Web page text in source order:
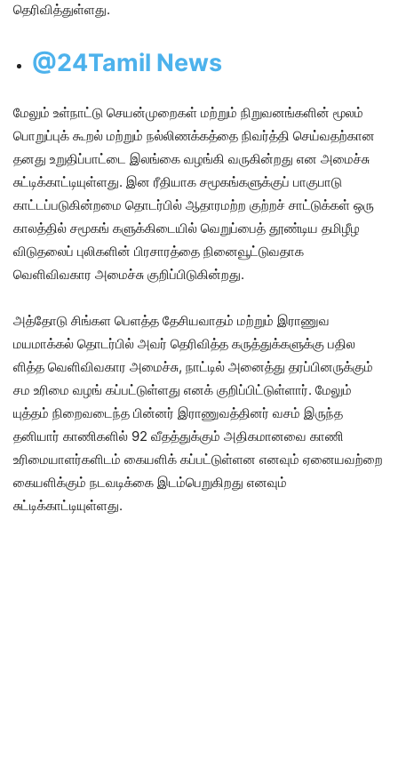
தெரிவித்துள்ளது.
@24Tamil News
மேலும் உள்நாட்டு செயன்முறைகள் மற்றும் நிறுவனங்களின் மூலம்
பொறுப்புக் கூறல் மற்றும் நல்லிணக்கத்தை நிவர்த்தி செய்வதற்கான
தனது உறுதிப்பாட்டை இலங்கை வழங்கி வருகின்றது என அமைச்சு
சுட்டிக்காட்டியுள்ளது. இன ரீதியாக சமூகங்களுக்குப் பாகுபாடு
காட்டப்படுகின்றமை தொடர்பில் ஆதாரமற்ற குற்றச் சாட்டுக்கள் ஒரு
காலத்தில் சமூகங் களுக்கிடையில் வெறுப்பைத் தூண்டிய தமிழீழ
விடுதலைப் புலிகளின் பிரசாரத்தை நினைவூட்டுவதாக
வெளிவிவகார அமைச்சு குறிப்பிடுகின்றது.
அத்தோடு சிங்கள பெளத்த தேசியவாதம் மற்றும் இராணுவ
மயமாக்கல் தொடர்பில் அவர் தெரிவித்த கருத்துக்களுக்கு பதில
ளித்த வெளிவிவகார அமைச்சு, நாட்டில் அனைத்து தரப்பினருக்கும்
சம உரிமை வழங் கப்பட்டுள்ளது எனக் குறிப்பிட்டுள்ளார். மேலும்
யுத்தம் நிறைவடைந்த பின்னர் இராணுவத்தினர் வசம் இருந்த
தனியார் காணிகளில் 92 வீதத்துக்கும் அதிகமானவை காணி
உரிமையாளர்களிடம் கையளிக் கப்பட்டுள்ளன எனவும் ஏனையவற்றை
கையளிக்கும் நடவடிக்கை இடம்பெறுகிறது எனவும்
சுட்டிக்காட்டியுள்ளது.